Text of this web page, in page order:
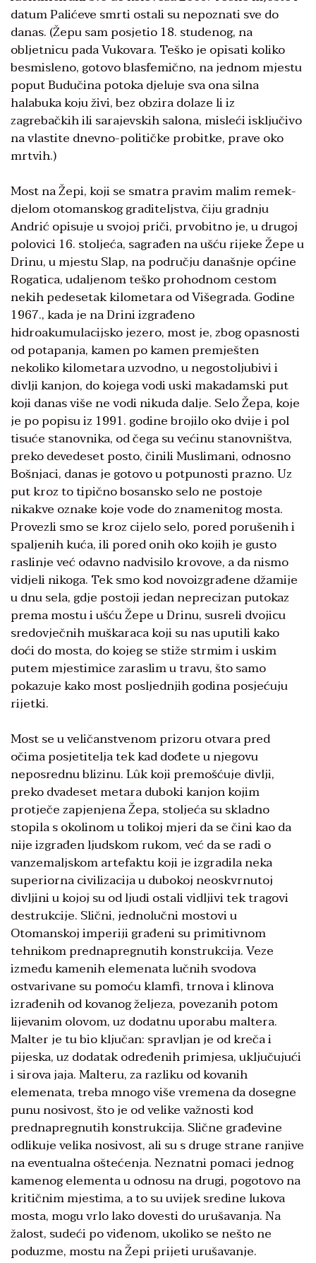
datum Palićeve smrti ostali su nepoznati sve do
danas. (Žepu sam posjetio 18. studenog, na
obljetnicu pada Vukovara. Teško je opisati koliko
besmisleno, gotovo blasfemično, na jednom mjestu
poput Budučina potoka djeluje sva ona silna
halabuka koju živi, bez obzira dolaze li iz
zagrebačkih ili sarajevskih salona, misleći isključivo
na vlastite dnevno-političke probitke, prave oko
mrtvih.)
Most na Žepi, koji se smatra pravim malim remek-
djelom otomanskog graditeljstva, čiju gradnju
Andrić opisuje u svojoj priči, prvobitno je, u drugoj
polovici 16. stoljeća, sagrađen na ušću rijeke Žepe u
Drinu, u mjestu Slap, na području današnje općine
Rogatica, udaljenom teško prohodnom cestom
nekih pedesetak kilometara od Višegrada. Godine
1967., kada je na Drini izgrađeno
hidroakumulacijsko jezero, most je, zbog opasnosti
od potapanja, kamen po kamen premješten
nekoliko kilometara uzvodno, u negostoljubivi i
divlji kanjon, do kojega vodi uski makadamski put
koji danas više ne vodi nikuda dalje. Selo Žepa, koje
je po popisu iz 1991. godine brojilo oko dvije i pol
tisuće stanovnika, od čega su većinu stanovništva,
preko devedeset posto, činili Muslimani, odnosno
Bošnjaci, danas je gotovo u potpunosti prazno. Uz
put kroz to tipično bosansko selo ne postoje
nikakve oznake koje vode do znamenitog mosta.
Provezli smo se kroz cijelo selo, pored porušenih i
spaljenih kuća, ili pored onih oko kojih je gusto
raslinje već odavno nadvisilo krovove, a da nismo
vidjeli nikoga. Tek smo kod novoizgrađene džamije
u dnu sela, gdje postoji jedan neprecizan putokaz
prema mostu i ušću Žepe u Drinu, susreli dvojicu
sredovječnih muškaraca koji su nas uputili kako
doći do mosta, do kojeg se stiže strmim i uskim
putem mjestimice zaraslim u travu, što samo
pokazuje kako most posljednjih godina posjećuju
rijetki.
Most se u veličanstvenom prizoru otvara pred
očima posjetitelja tek kad dođete u njegovu
neposrednu blizinu. Lûk koji premošćuje divlji,
preko dvadeset metara duboki kanjon kojim
protječe zapjenjena Žepa, stoljeća su skladno
stopila s okolinom u tolikoj mjeri da se čini kao da
nije izgrađen ljudskom rukom, već da se radi o
vanzemaljskom artefaktu koji je izgradila neka
superiorna civilizacija u dubokoj neoskvrnutoj
divljini u kojoj su od ljudi ostali vidljivi tek tragovi
destrukcije. Slični, jednolučni mostovi u
Otomanskoj imperiji građeni su primitivnom
tehnikom prednapregnutih konstrukcija. Veze
između kamenih elemenata lučnih svodova
ostvarivane su pomoću klamfi, trnova i klinova
izrađenih od kovanog željeza, povezanih potom
lijevanim olovom, uz dodatnu uporabu maltera.
Malter je tu bio ključan: spravljan je od kreča i
pijeska, uz dodatak određenih primjesa, uključujući
i sirova jaja. Malteru, za razliku od kovanih
elemenata, treba mnogo više vremena da dosegne
punu nosivost, što je od velike važnosti kod
prednapregnutih konstrukcija. Slične građevine
odlikuje velika nosivost, ali su s druge strane ranjive
na eventualna oštećenja. Neznatni pomaci jednog
kamenog elementa u odnosu na drugi, pogotovo na
kritičnim mjestima, a to su uvijek sredine lukova
mosta, mogu vrlo lako dovesti do urušavanja. Na
žalost, sudeći po viđenom, ukoliko se nešto ne
poduzme, mostu na Žepi prijeti urušavanje.